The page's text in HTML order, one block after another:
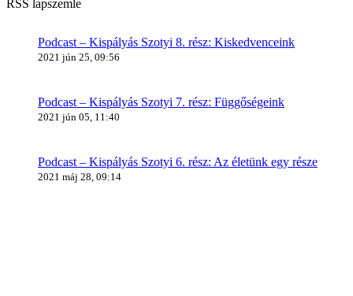
RSS lapszemle
Podcast – Kispályás Szotyi 8. rész: Kiskedvenceink
2021 jún 25, 09:56
Podcast – Kispályás Szotyi 7. rész: Függőségeink
2021 jún 05, 11:40
Podcast – Kispályás Szotyi 6. rész: Az életünk egy része
2021 máj 28, 09:14